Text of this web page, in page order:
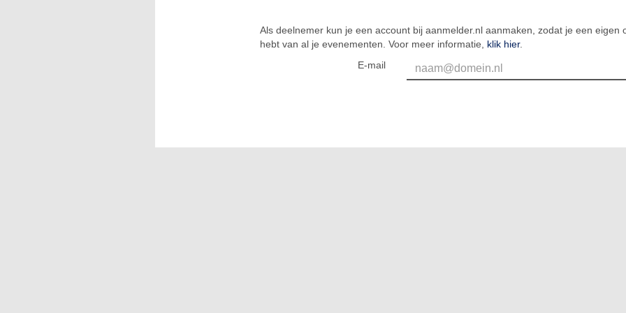
Als deelnemer kun je een account bij aanmelder.nl aanmaken, zodat je een eigen
hebt van al je evenementen. Voor meer informatie, klik hier.
E-mail